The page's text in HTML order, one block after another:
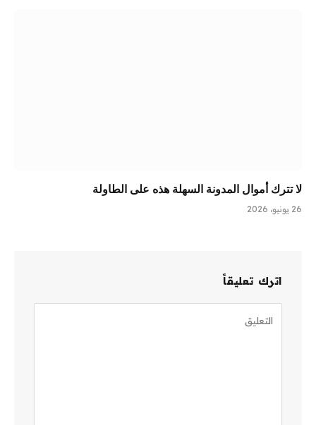
لا تترك أموال المدونة السهلة هذه على الطاولة
26 يونيو، 2026
اترك تعليقاً